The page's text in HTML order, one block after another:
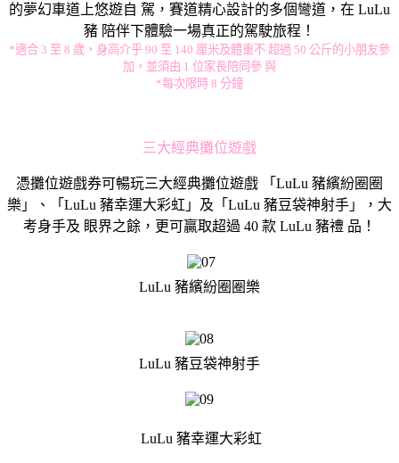
的夢幻車道上悠遊自 駕，賽道精心設計的多個彎道，在 LuLu
豬 陪伴下體驗一場真正的駕駛旅程！
*適合 3 至 8 歲，身高介乎 90 至 140 厘米及體重不 超過 50 公斤的小朋友參
加，並須由 1 位家長陪同參 與
*每次限時 8 分鐘
三大經典攤位遊戲
憑攤位遊戲券可暢玩三大經典攤位遊戲 「LuLu 豬繽紛圈圈
樂」、「LuLu 豬幸運大彩虹」及「LuLu 豬豆袋神射手」，大
考身手及 眼界之餘，更可贏取超過 40 款 LuLu 豬禮 品！
LuLu 豬繽紛圈圈樂
LuLu 豬豆袋神射手
LuLu 豬幸運大彩虹